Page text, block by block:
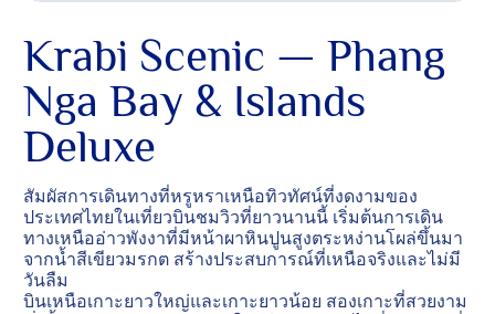
Krabi Scenic — Phang
Nga Bay & Islands
Deluxe
สัมผัสการเดินทางที่หรูหราเหนือทิวทัศน์ที่งดงามของ
ประเทศไทยในเที่ยวบินชมวิวที่ยาวนานนี้ เริ่มต้นการเดิน
ทางเหนืออ่าวพังงาที่มีหน้าผาหินปูนสูงตระหง่านโผล่ขึ้นมา
จากน้ำสีเขียวมรกต สร้างประสบการณ์ที่เหนือจริงและไม่มี
วันลืม
บินเหนือเกาะยาวใหญ่และเกาะยาวน้อย สองเกาะที่สวยงาม